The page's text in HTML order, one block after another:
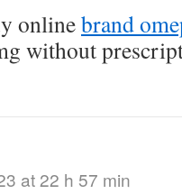
onlinebrand
without
at 22 h 57 min